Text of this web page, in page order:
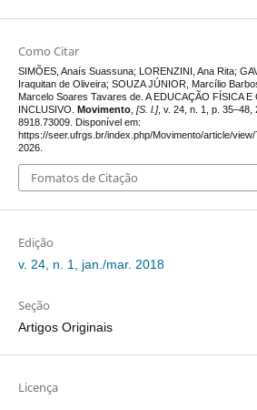
Como Citar
SIMÕES, Anaís Suassuna; LORENZINI, Ana Rita;
Iraquitan de Oliveira; SOUZA JÚNIOR, Marcílio
Marcelo Soares Tavares de. A EDUCAÇÃO FÍSICA
INCLUSIVO.
Movimento, [S. l.], v. 24, n. 1, p. 35–48,
8918.73009. Disponível em:
https://seer.ufrgs.br/index.php/Movimento/article/
2026.
Fomatos de Citação
Edição
v. 24, n. 1, jan./mar. 2018
Seção
Artigos Originais
Licença